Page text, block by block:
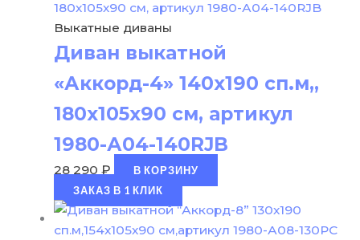
Выкатные диваны
Диван выкатной
«Аккорд-4» 140х190 сп.м,,
180х105х90 см, артикул
1980-А04-140RJB
28 290 ₽
В КОРЗИНУ
ЗАКАЗ В 1 КЛИК